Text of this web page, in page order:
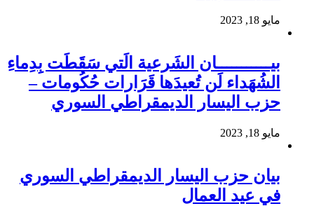
مايو 18, 2023
بيـــــــــــان الشَرعية الَتي سَقَطَت بِدِماءِ
الشُهَداء لَن تُعيدَها قَرَارات حُكُومات –
حزب اليسار الديمقراطي السوري
مايو 18, 2023
بيان حزب اليسار الديمقراطي السوري
في عيد العمال